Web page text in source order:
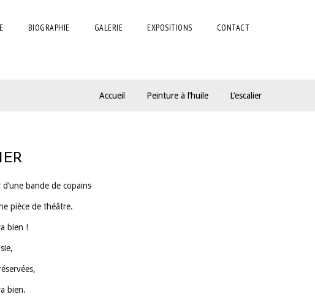
BIOGRAPHIE GALERIE EXPOSITIONS CONTACT
Accueil Peinture à l’huile L’escalier
bande de copains
pièce de théâtre.
bien !
bien.